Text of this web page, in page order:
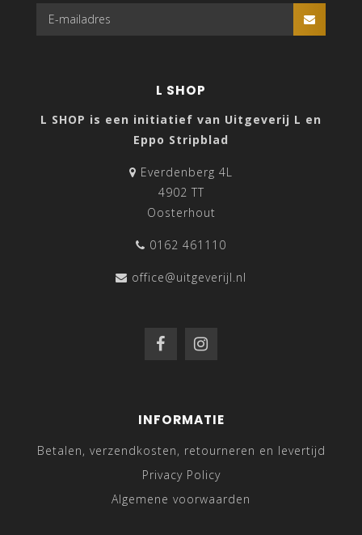
L SHOP
L SHOP is een initiatief van Uitgeverij L en
Eppo Stripblad
Everdenberg 4L
4902 TT
Oosterhout
0162 461110
office@uitgeverijl.nl
INFORMATIE
Betalen, verzendkosten, retourneren en levertijd
Privacy Policy
Algemene voorwaarden